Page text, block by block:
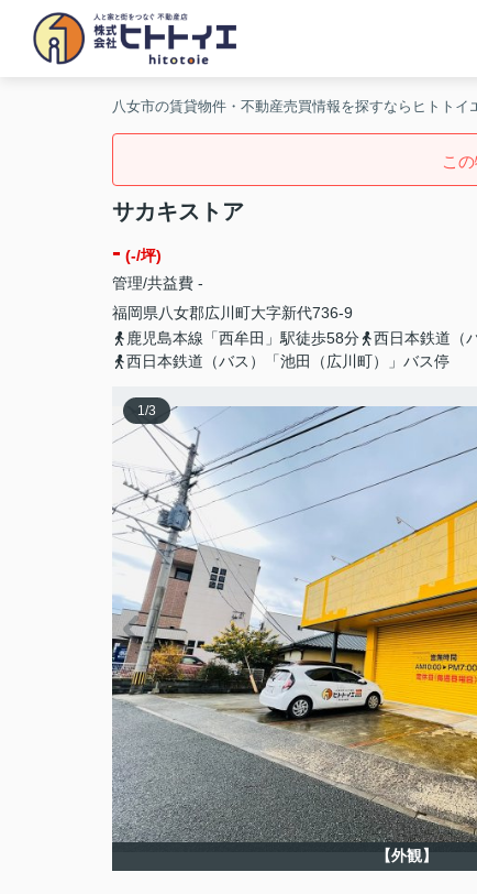
八女市の賃貸物件・不動産売買情報を探すならヒトトイ
こ
サカキストア
- (-/坪)
管理/共益費 -
福岡県八女郡広川町大字新代736-9
鹿児島本線「西牟田」駅徒歩58分
西日本鉄道（
西日本鉄道（バス）「池田（広川町）」バス停
1/3
【外観】